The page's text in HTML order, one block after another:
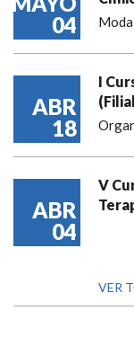
04
ABR
18
I
ABR
04
V
VER